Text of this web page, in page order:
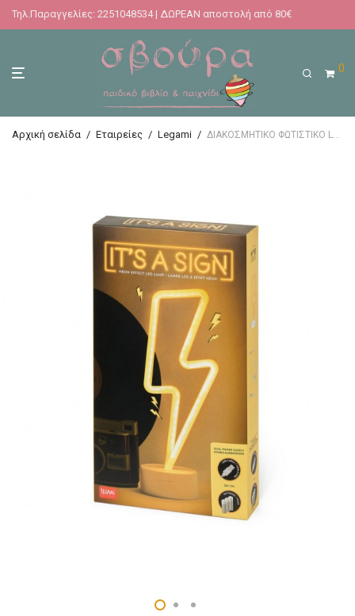
Τηλ.Παραγγελίες: 2251048534 | ΔΩΡΕΑΝ αποστολή από 80€
0
Αρχική σελίδα / Εταιρείες / Legami / ΔΙΑΚΟΣΜΗΤΙΚΟ ΦΩΤΙΣΤΙΚΟ LEGAMI – NEON EFFECT LED – FLASH (ΑΣΤΡΑΠΗ)